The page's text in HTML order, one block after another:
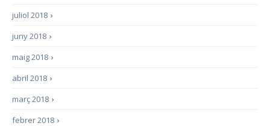
›
juliol 2018
›
juny 2018
›
maig 2018
›
abril 2018
›
març 2018
›
febrer 2018